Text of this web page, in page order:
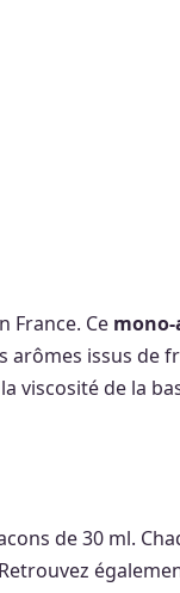
France. Ce
arômes issus de
viscosité de la
de 30 ml.